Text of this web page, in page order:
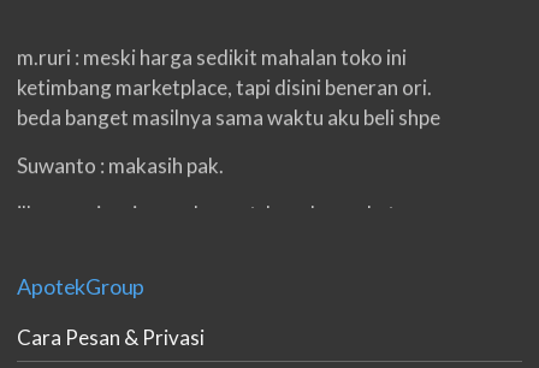
m.ruri : meski harga sedikit mahalan toko ini
ketimbang marketplace, tapi disini beneran ori.
beda banget masilnya sama waktu aku beli shpe
Suwanto : makasih pak.
ilham : privasi aman banget, bungkus paketnya
gan. cpet bgt
ApotekGroup
Cara Pesan & Privasi